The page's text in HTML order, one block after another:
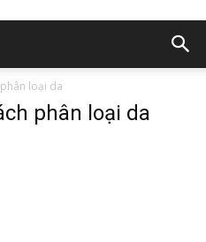
loại da
phân loại da